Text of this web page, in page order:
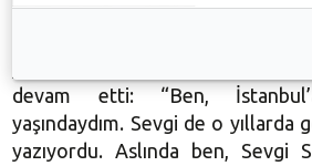
“Hayatın Emekçisi Sevgi Soysal
konuşmacısı olan Latife Tekin
yazarın Sevgi Soysal olduğunu
devam etti: “Ben,
yaşındaydım. Sevgi de o yıllarda
yazıyordu. Aslında ben, Sevgi